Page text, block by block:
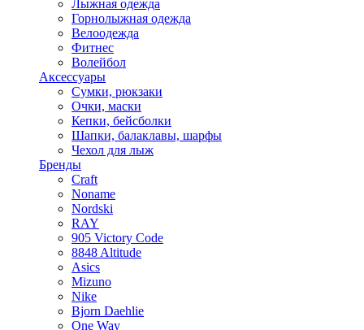
Лыжная одежда
Горнолыжная одежда
Велоодежда
Фитнес
Волейбол
Аксессуары
Сумки, рюкзаки
Очки, маски
Кепки, бейсболки
Шапки, балаклавы, шарфы
Чехол для лыж
Бренды
Craft
Noname
Nordski
RAY
905 Victory Code
8848 Altitude
Asics
Mizuno
Nike
Bjorn Daehlie
One Way